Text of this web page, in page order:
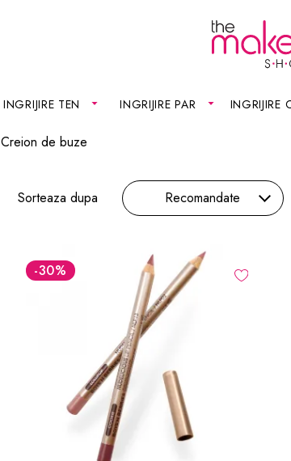
INGRIJIRE TEN INGRIJIRE PAR INGRIJIRE
Creion de buze
Sorteaza dupa Recomandate
-30%